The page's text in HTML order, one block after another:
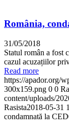
România,
31/05/2018
Statul român a fost
cazul acuzațiilor
Read more
https://apador.org/
300x159.png 0 0
content/uploads/
Rasista2018-05-31
condamnată la